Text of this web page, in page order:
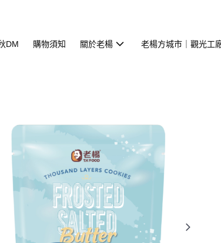
DM 購物須知 關於老楊 老楊方城市｜觀光工